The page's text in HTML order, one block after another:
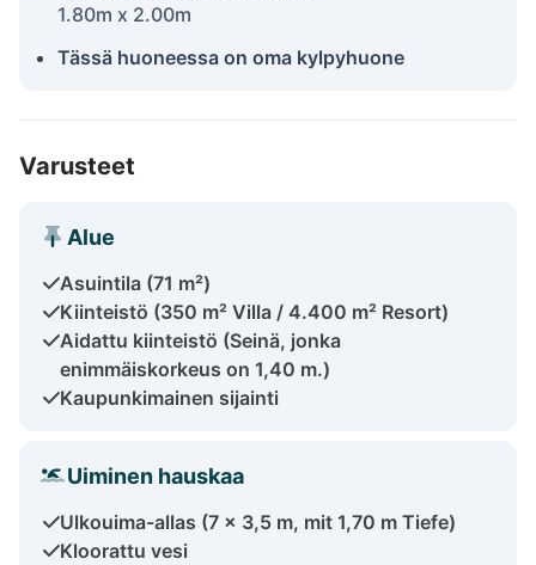
1.80m x 2.00m
Tässä huoneessa on oma kylpyhuone
Varusteet
Alue
Asuintila (71 m²)
Kiinteistö (350 m² Villa / 4.400 m² Resort)
Aidattu kiinteistö (Seinä, jonka
enimmäiskorkeus on 1,40 m.)
Kaupunkimainen sijainti
Uiminen hauskaa
Ulkouima-allas (7 x 3,5 m, mit 1,70 m Tiefe)
Kloorattu vesi